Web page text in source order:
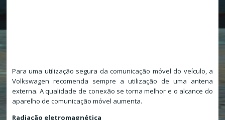
Para uma utilização segura da comunicação móvel do veículo, a
Volkswagen recomenda sempre a utilização de uma antena
externa. A qualidade de conexão se torna melhor e o alcance do
aparelho de comunicação móvel aumenta.
Radiação eletromagnética